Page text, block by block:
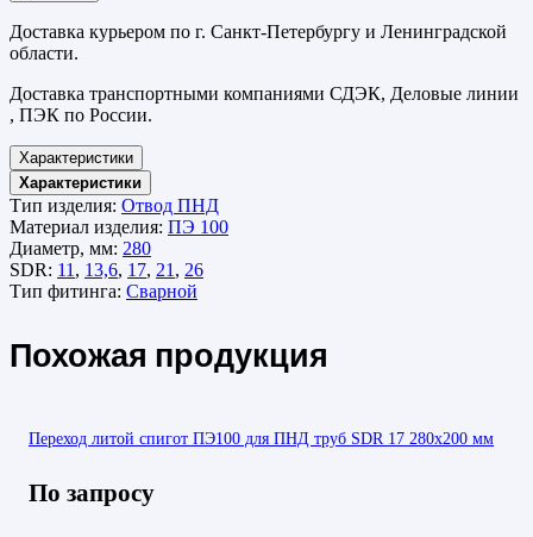
Доставка курьером по г. Санкт-Петербургу и Ленинградской
области.
Доставка транспортными компаниями СДЭК, Деловые линии
, ПЭК по России.
Характеристики
Характеристики
Тип изделия: Отвод ПНД
Материал изделия: ПЭ 100
Диаметр, мм: 280
SDR: 11 , 13,6, 17, 21 , 26
Тип фитинга: Сварной
Похожая продукция
Переход литой спигот ПЭ100 для ПНД труб SDR 17 280х200 мм
По запросу